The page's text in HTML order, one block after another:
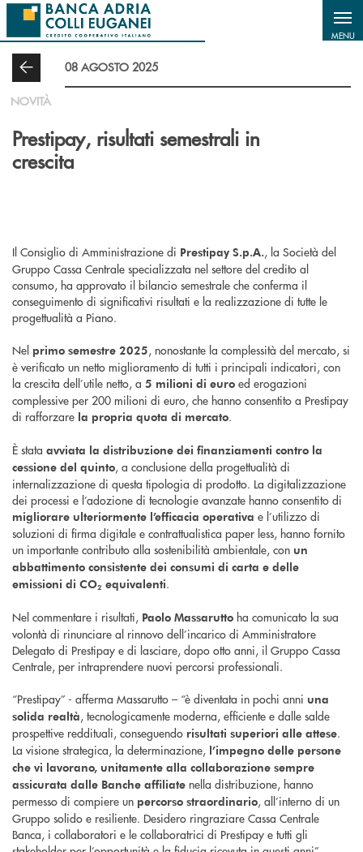
Salta al contenuto principale
MENU
08 AGOSTO 2025
NOVITÀ
Prestipay, risultati semestrali in
crescita
Il Consiglio di Amministrazione di Prestipay S.p.A., la Società del
Gruppo Cassa Centrale specializzata nel settore del credito al
consumo, ha approvato il bilancio semestrale che conferma il
conseguimento di significativi risultati e la realizzazione di tutte le
progettualità a Piano.
Nel primo semestre 2025, nonostante la complessità del mercato, si
è verificato un netto miglioramento di tutti i principali indicatori, con
la crescita dell’utile netto, a 5 milioni di euro ed erogazioni
complessive per 200 milioni di euro, che hanno consentito a Prestipay
di rafforzare la propria quota di mercato.
È stata avviata la distribuzione dei finanziamenti contro la
cessione del quinto, a conclusione della progettualità di
internalizzazione di questa tipologia di prodotto. La digitalizzazione
dei processi e l’adozione di tecnologie avanzate hanno consentito di
migliorare ulteriormente l’efficacia operativa e l’utilizzo di
soluzioni di firma digitale e contrattualistica paper less, hanno fornito
un importante contributo alla sostenibilità ambientale, con un
abbattimento consistente dei consumi di carta e delle
emissioni di CO₂ equivalenti.
Nel commentare i risultati, Paolo Massarutto ha comunicato la sua
volontà di rinunciare al rinnovo dell’incarico di Amministratore
Delegato di Prestipay e di lasciare, dopo otto anni, il Gruppo Cassa
Centrale, per intraprendere nuovi percorsi professionali.
“Prestipay” - afferma Massarutto – “è diventata in pochi anni una
solida realtà, tecnologicamente moderna, efficiente e dalle salde
prospettive reddituali, conseguendo risultati superiori alle attese.
La visione strategica, la determinazione, l’impegno delle persone
che vi lavorano, unitamente alla collaborazione sempre
assicurata dalle Banche affiliate nella distribuzione, hanno
permesso di compiere un percorso straordinario, all’interno di un
Gruppo solido e resiliente. Desidero ringraziare Cassa Centrale
Banca, i collaboratori e le collaboratrici di Prestipay e tutti gli